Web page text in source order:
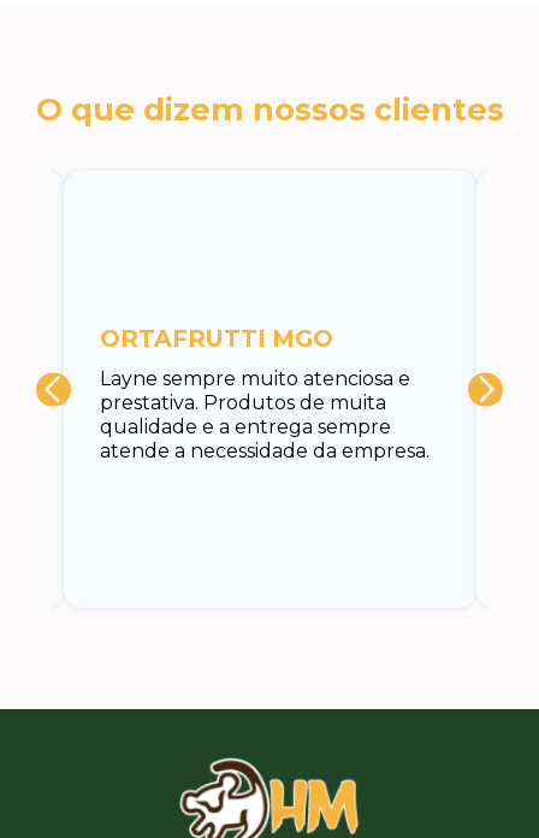
O que dizem nossos clientes
Layne sempre muito atenciosa e
prestativa. Produtos de muita
qualidade e a entrega sempre
atende a necessidade da empresa.
ORTAFRUTTI MGO